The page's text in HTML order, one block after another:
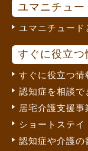
ユマニチュー
ユマニチュード
すぐに役立つ
すぐに役立つ情
認知症を相談で
居宅介護支援
ショートステ
認知症や介護の